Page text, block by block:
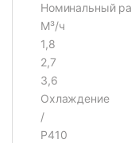
Номинальный
М³/ч
1,8
2,7
3,6
Охлаждение
/
Р410